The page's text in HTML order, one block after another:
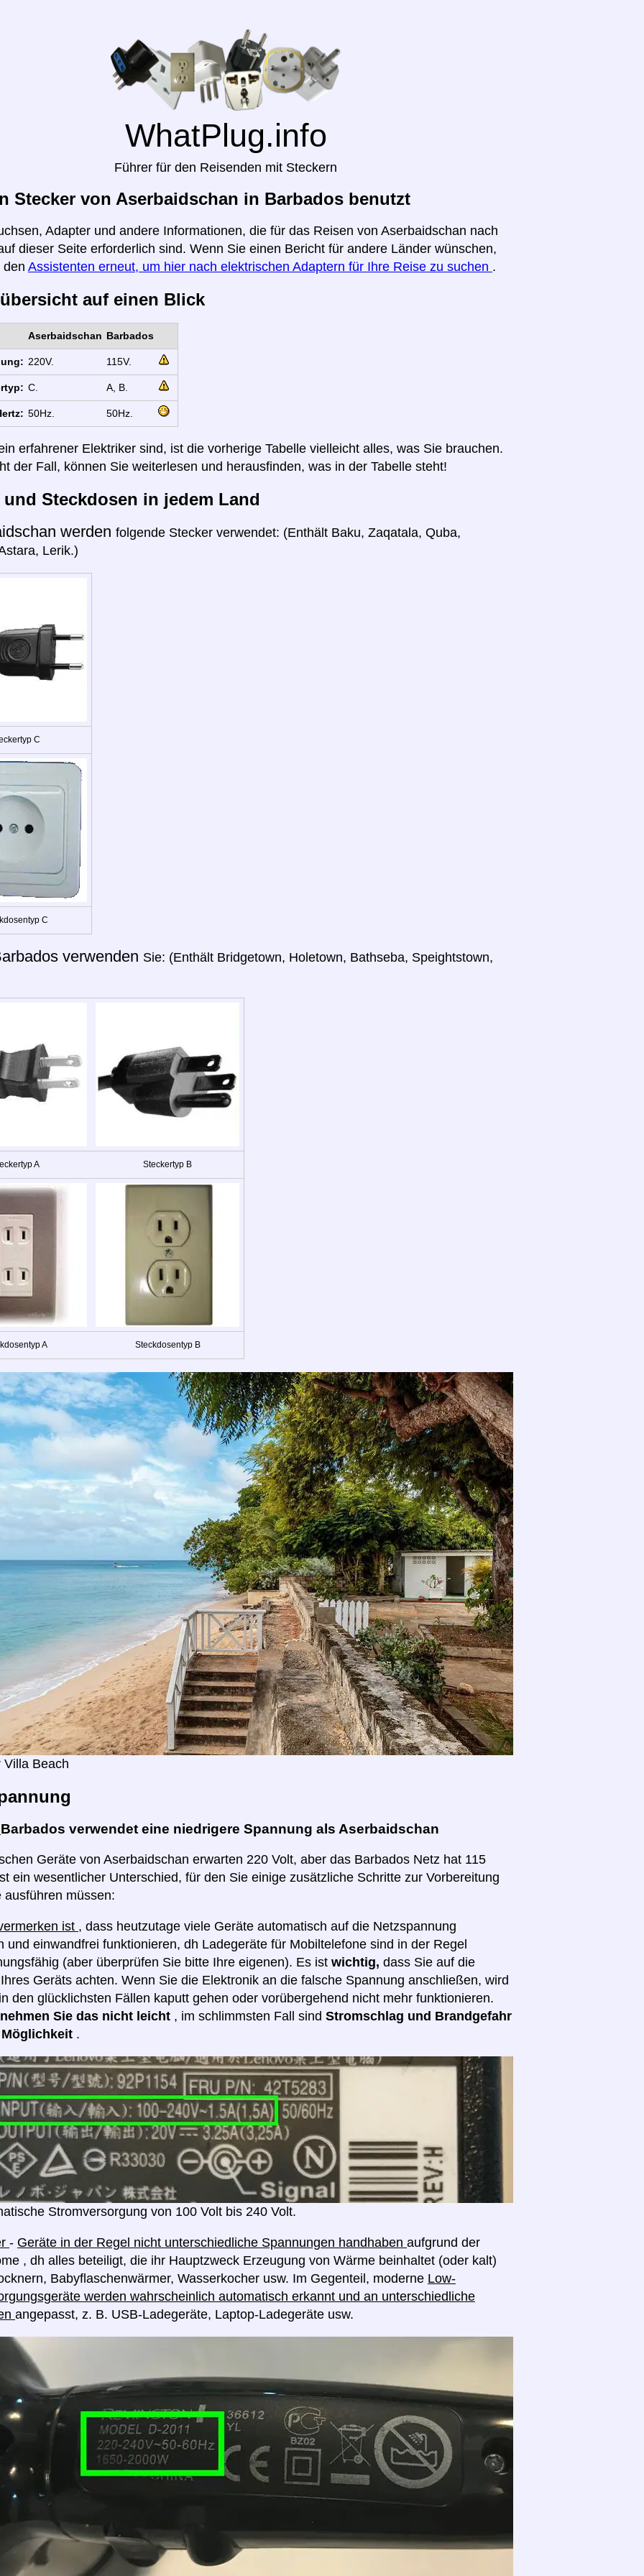
WhatPlug.info
Führer für den Reisenden mit Steckern
Stecker von Aserbaidschan in Barbados benutzt
Adapter und andere Informationen, die für das Reisen von Aserbaidschan nach
dieser Seite erforderlich sind. Wenn Sie einen Bericht für andere Länder wünschen,
den Assistenten erneut, um hier nach elektrischen Adaptern für Ihre Reise zu suchen .
auf einen Blick
Aserbaidschan Barbados
220V. 115V.
C. A, B.
50Hz. 50Hz.
erfahrener Elektriker sind, ist die vorherige Tabelle vielleicht alles, was Sie brauchen.
der Fall, können Sie weiterlesen und herausfinden, was in der Tabelle steht!
und Steckdosen in jedem Land
werden folgende Stecker verwendet: (Enthält Baku, Zaqatala, Quba,
Lerik.)
C
C
verwenden Sie: (Enthält Bridgetown, Holetown, Bathseba, Speightstown,
A Steckertyp B
A Steckdosentyp B
Villa Beach
Barbados verwendet eine niedrigere Spannung als Aserbaidschan
Geräte von Aserbaidschan erwarten 220 Volt, aber das Barbados Netz hat 115
ein wesentlicher Unterschied, für den Sie einige zusätzliche Schritte zur Vorbereitung
ausführen müssen:
ist , dass heutzutage viele Geräte automatisch auf die Netzspannung
und einwandfrei funktionieren, dh Ladegeräte für Mobiltelefone sind in der Regel
(aber überprüfen Sie bitte Ihre eigenen). Es ist wichtig, dass Sie auf die
Geräts achten. Wenn Sie die Elektronik an die falsche Spannung anschließen, wird
den glücklichsten Fällen kaputt gehen oder vorübergehend nicht mehr funktionieren.
Sie das nicht leicht , im schlimmsten Fall sind Stromschlag und Brandgefahr
.
Stromversorgung von 100 Volt bis 240 Volt.
- Geräte in der Regel nicht unterschiedliche Spannungen handhaben aufgrund der
, dh alles beteiligt, die ihr Hauptzweck Erzeugung von Wärme beinhaltet (oder kalt)
Babyflaschenwärmer, Wasserkocher usw. Im Gegenteil, moderne Low-
werden wahrscheinlich automatisch erkannt und an unterschiedliche
angepasst, z. B. USB-Ladegeräte, Laptop-Ladegeräte usw.